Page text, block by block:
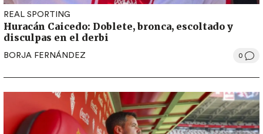
REAL SPORTING
Huracán Caicedo: Doblete, bronca, escoltado y
disculpas en el derbi
BORJA FERNÁNDEZ 0